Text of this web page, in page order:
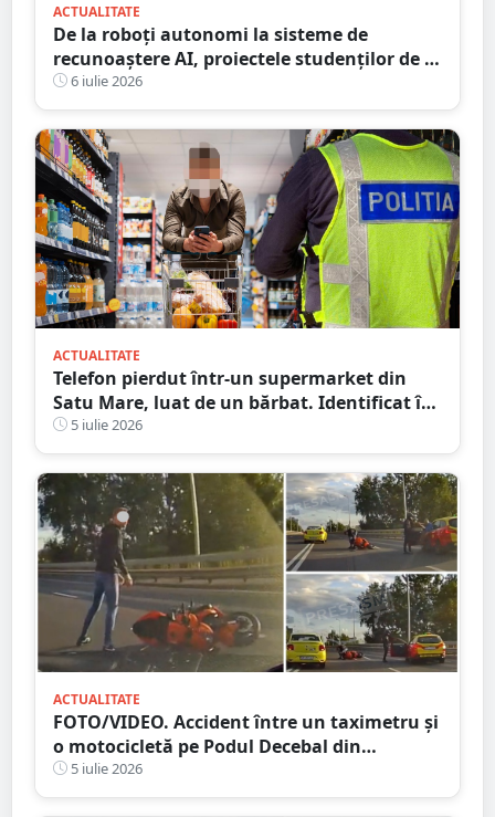
ACTUALITATE
De la roboți autonomi la sisteme de
recunoaștere AI, proiectele studenților de la
Automatică și Calculatoare UTCN Extensia
Satu Mare
6 iulie 2026
ACTUALITATE
Telefon pierdut într-un supermarket din
Satu Mare, luat de un bărbat. Identificat în
timp record, ce scuză a avut bărbatul
5 iulie 2026
ACTUALITATE
FOTO/VIDEO. Accident între un taximetru și
o motocicletă pe Podul Decebal din
municipiul Satu Mare
5 iulie 2026